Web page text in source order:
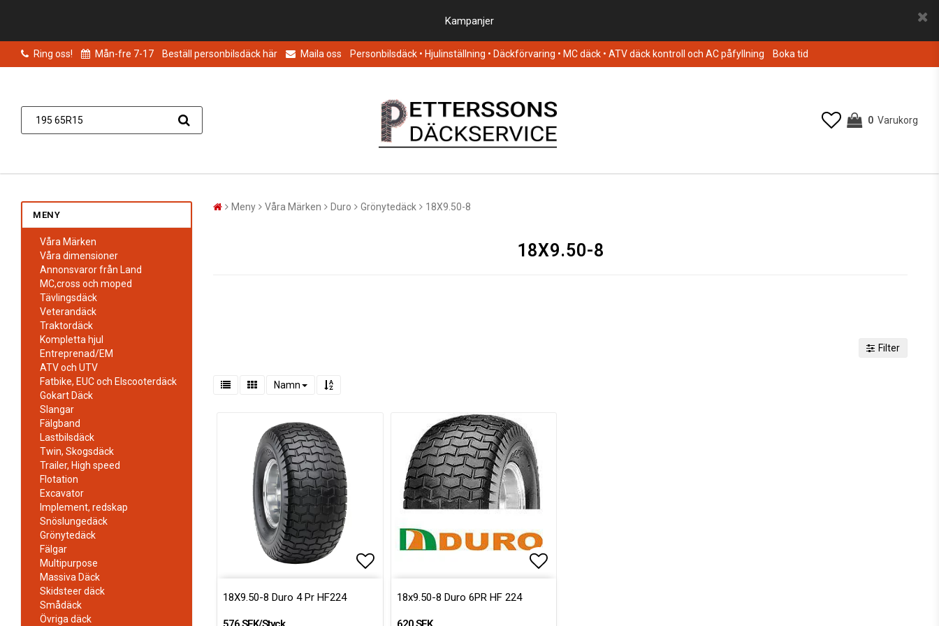
Kampanjer
Ring oss! Mån-fre 7-17 Beställ personbilsdäck här Maila oss Personbilsdäck • Hjulinställning • Däckförvaring • MC däck • ATV däck kontroll och AC påfyllning Boka tid
0 Varukorg
MENY
Våra Märken
Våra dimensioner
Annonsvaror från Land
MC,cross och moped
Tävlingsdäck
Veterandäck
Traktordäck
Kompletta hjul
Entreprenad/EM
ATV och UTV
Fatbike, EUC och Elscooterdäck
Gokart Däck
Slangar
Fälgband
Lastbilsdäck
Twin, Skogsdäck
Trailer, High speed
Flotation
Excavator
Implement, redskap
Snöslungedäck
Grönytedäck
Fälgar
Multipurpose
Massiva Däck
Skidsteer däck
Smådäck
Övriga däck
Meny Våra Märken Duro Grönytedäck 18X9.50-8
18X9.50-8
Filter
Namn
18X9.50-8 Duro 4 Pr HF224 18x9.50-8 Duro 6PR HF 224